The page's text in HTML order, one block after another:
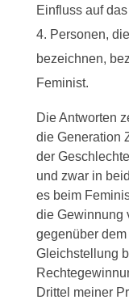
Einfluss auf
Personen,
bezeichnen,
Feminist.
Die Antworten
die Generation
der
und zwar in
es beim
die Gewinnung
gegenüber
Gleichstellung
Drittel meiner